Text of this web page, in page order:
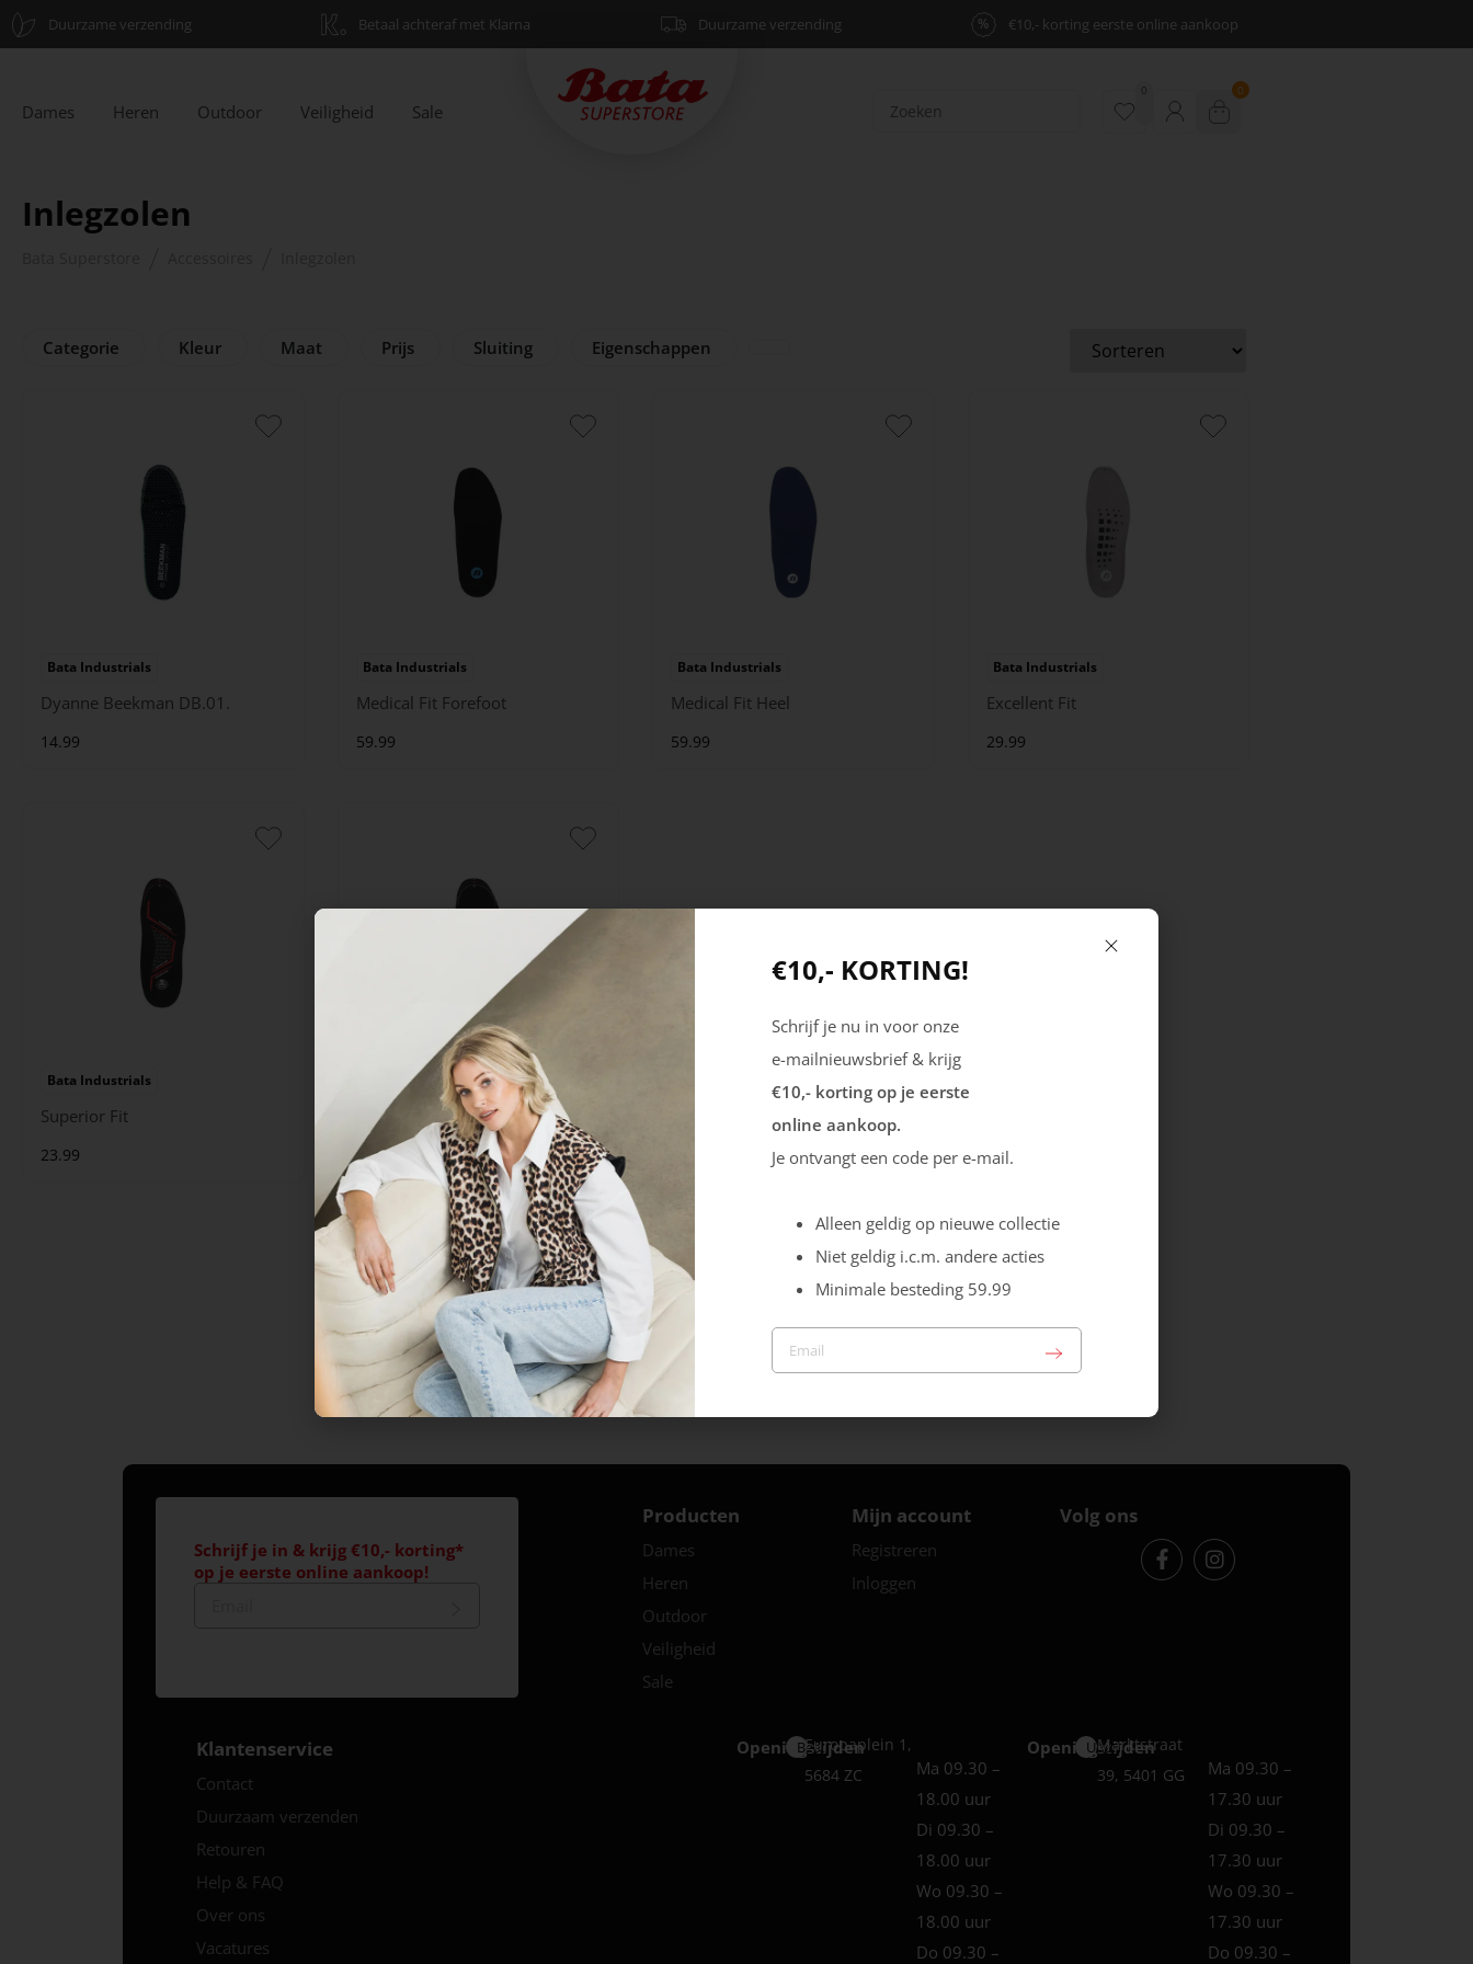
Duurzame verzending Betaal achteraf met Klarna Duurzame verzending % €10,- korting eerste online aankoop
Dames Heren Outdoor Veiligheid Sale
0 0
Inlegzolen
Categorie Kleur Maat Prijs Sluiting Eigenschappen
Bata Industrials
Dyanne Beekman DB.01.
14.99
Bata Industrials
Medical Fit Forefoot
59.99
Bata Industrials
Medical Fit Heel
59.99
Bata Industrials
Excellent Fit
29.99
Bata Industrials
Superior Fit
23.99
Bata Industrials
Premium Fit
11.99
Schrijf je in & krijg €10,- korting*
op je eerste online aankoop!
Producten
Dames
Heren
Outdoor
Veiligheid
Sale
Mijn account
Registreren
Inloggen
Volg ons
Klantenservice
Contact
Duurzaam verzenden
Retouren
Help & FAQ
Over ons
Vacatures
Openingstijden
Best
Europaplein 1,
5684 ZC
Ma 09.30 –
18.00 uur
Di 09.30 –
18.00 uur
Wo 09.30 –
18.00 uur
Do 09.30 –
Openingstijden
Uden
Marktstraat
39, 5401 GG
Ma 09.30 –
17.30 uur
Di 09.30 –
17.30 uur
Wo 09.30 –
17.30 uur
Do 09.30 –
€10,- KORTING!
Schrijf je nu in voor onze
e-mailnieuwsbrief & krijg
€10,- korting op je eerste
online aankoop.
Je ontvangt een code per e-mail.
Alleen geldig op nieuwe collectie
Niet geldig i.c.m. andere acties
Minimale besteding 59.99